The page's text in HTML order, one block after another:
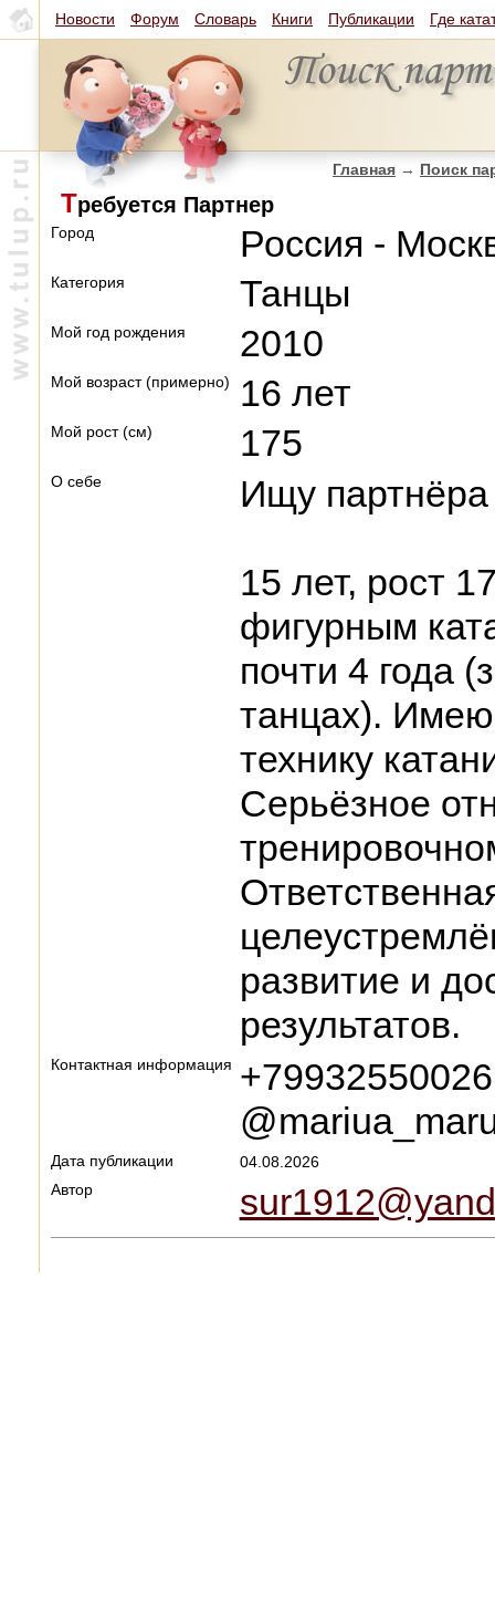
Новости Форум Словарь Книги Публикации Где
Главная → Поиск
Требуется Партнер
Город Россия -
Категория Танцы
Мой год рождения 2010
Мой возраст (примерно) 16 лет
Мой рост (см) 175
О себе Ищу партнёра
15 лет, рост
фигурным
почти 4 года
танцах).
технику
Серьёзное
развитие и
результатов.
Контактная информация
Дата публикации
04.08.2026
Автор